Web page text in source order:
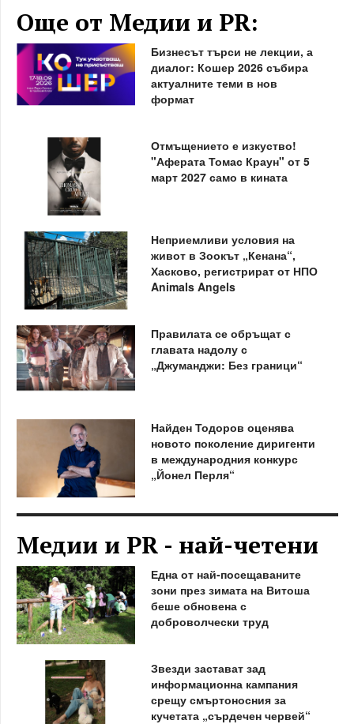
Още от Медии и PR:
Бизнесът търси не лекции, а
диалог: Кошер 2026 събира
актуалните теми в нов
формат
Отмъщението е изкуство!
"Аферата Томас Краун" от 5
март 2027 само в кината
Неприемливи условия на
живот в Зоокът „Кенана“,
Хасково, регистрират от НПО
Animals Angels
Правилата се обръщат с
главата надолу с
„Джуманджи: Без граници“
Найден Тодоров оценява
новото поколение диригенти
в международния конкурс
„Йонел Перля“
Медии и PR - най-четени
Една от най-посещаваните
зони през зимата на Витоша
беше обновена с
доброволчески труд
Звезди застават зад
информационна кампания
срещу смъртоносния за
кучетата „сърдечен червей“